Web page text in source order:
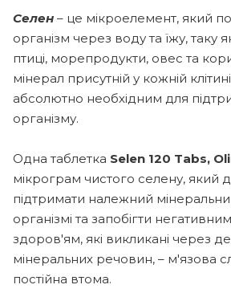
Селен – це мікроелемент, який
організм через воду та їжу, таку
птиці, морепродукти, овес та
мінерал присутній у кожній
абсолютно необхідним для
організму.
Одна таблетка Selen 120 Tabs,
мікрограм чистого селену, який
підтримати належний
організмі та запобігти
здоров'ям, які викликані через
мінеральних речовин, – м'язова
постійна втома.